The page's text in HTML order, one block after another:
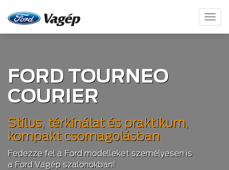
FORD TOURNEO
COURIER
Stílus, térkínálat és praktikum,
kompakt csomagolásban
Fedezze fel a Ford modelleket személyesen is
a Ford Vagép szalonokban!